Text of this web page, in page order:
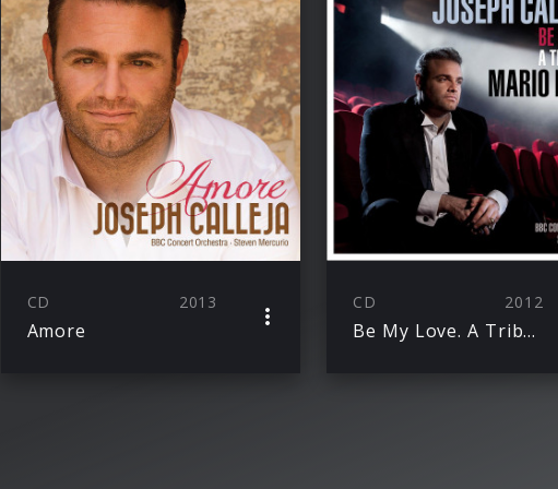
CD 2013
Amore
CD 2012
Be My Love. A Tribute To Mario Lanza